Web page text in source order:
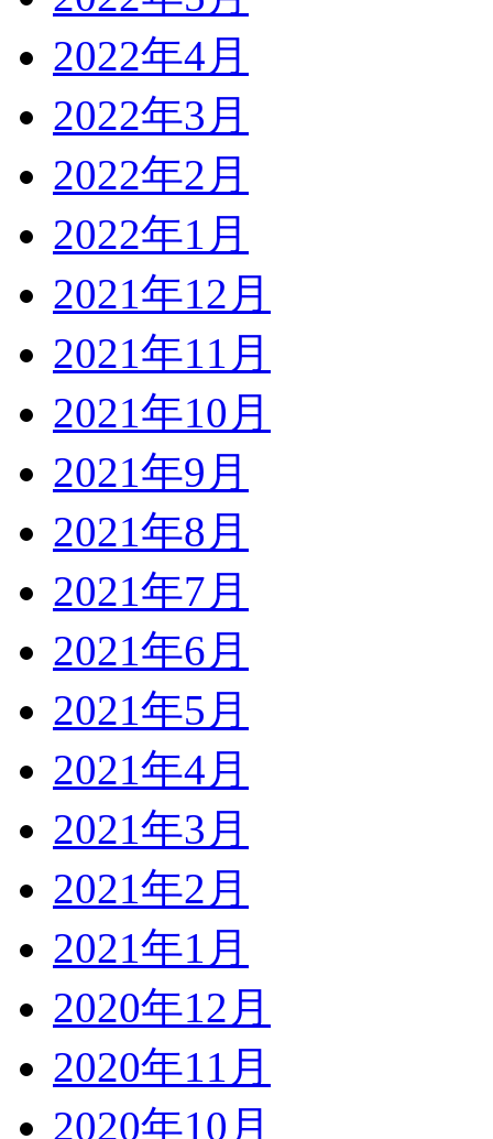
2022年4月
2022年3月
2022年2月
2022年1月
2021年12月
2021年11月
2021年10月
2021年9月
2021年8月
2021年7月
2021年6月
2021年5月
2021年4月
2021年3月
2021年2月
2021年1月
2020年12月
2020年11月
2020年10月